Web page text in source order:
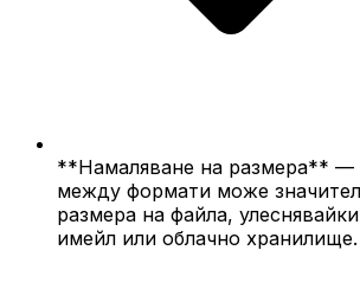
**Намаляване на размера** —
между формати може
размера на файла,
имейл или облачно хранилище.